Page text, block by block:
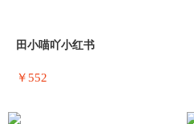
田小喵吖小红书
￥552